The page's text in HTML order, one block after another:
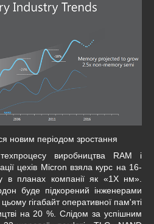
новим періодом зростання
виробництва RAM і
цехів Micron взяла курс на 16-
в планах компанії як «1X нм».
буде підкорений інженерами
гігабайт оперативної пам'яті
на 20 %. Слідом за успішним